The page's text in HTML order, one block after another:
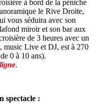
à bord de la péniche
le Rive Droite,
vous séduira avec son
miroir et son bar aux
de 3 heures avec un
music Live et DJ, est à 270
0 à 10 ans).
.
spectacle :